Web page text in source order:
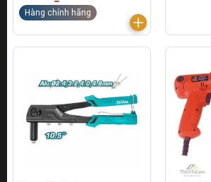
Hàng chính hãng